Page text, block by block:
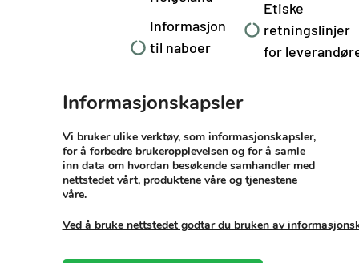
Informasjon
til naboer
Etiske
retningslinjer
for
Informasjonskapsler
Vi bruker ulike verktøy, som informasjonskapsler,
for å forbedre brukeropplevelsen og for å samle
inn data om hvordan besøkende samhandler med
nettstedet vårt, produktene våre og tjenestene
våre.
Ved å bruke nettstedet godtar du bruken av